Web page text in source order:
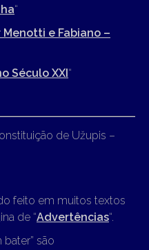
“
e Fabiano –
Século XXI“
de Užupis –
feito em muitos textos
de “Advertências“.
são